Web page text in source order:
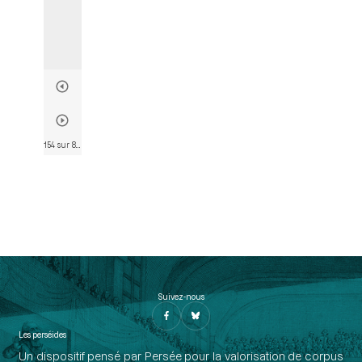
Suivez-nous
Les perséides
Un dispositif pensé par Persée pour la valorisation de corpus